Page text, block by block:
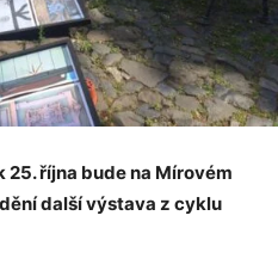
října bude na Mírovém
další výstava z cyklu